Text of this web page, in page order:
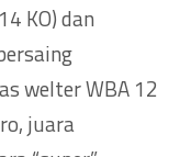
KO) dan
welter WBA 12
juara